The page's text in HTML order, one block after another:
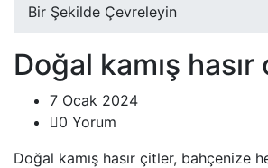
Bir Şekilde Çevreleyin
Doğal kamış hasır
7 Ocak 2024
0 Yorum
Doğal kamış hasır çitler, bahçenize